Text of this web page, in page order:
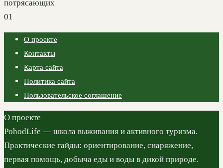
потрясающих
01
О проекте
Контакты
Карта сайта
Политика сайта
Пользовательское соглашение
О проекте
PohodLife — школа выживания и активного туризма.
Практические гайды: ориентирование, снаряжение,
первая помощь, добыча еды и воды в дикой природе.